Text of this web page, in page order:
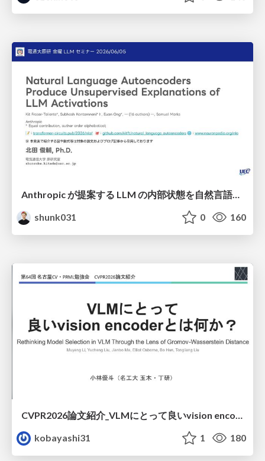
Anthropic が提案する LLM の内部状態を自然言語で説明可能にした Natural Language Autoencoders / Natural Language Autoencoders Produce Unsupervised Explanations of LLM Activations
shunk031
0 160
CVPR2026論文紹介_VLMにとって​良いvision encoderとは何か？​Rethinking Model Selection in VLM Through the Lens of Gromov-Wasserstein Distance​
kobayashi31
1 180